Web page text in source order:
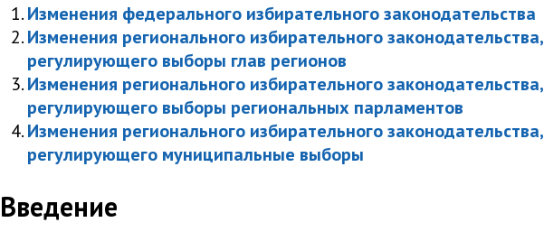
Изменения федерального избирательного законодательства
Изменения регионального избирательного законодательства,
регулирующего выборы глав регионов
Изменения регионального избирательного законодательства,
регулирующего выборы региональных парламентов
Изменения регионального избирательного законодательства,
регулирующего муниципальные выборы
Введение